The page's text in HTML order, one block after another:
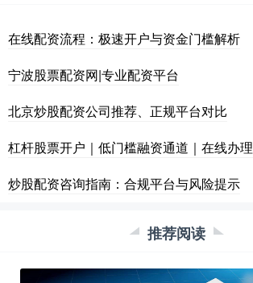
在线配资流程：极速开户与资金门槛解析
宁波股票配资网|专业配资平台
北京炒股配资公司推荐、正规平台对比
杠杆股票开户｜低门槛融资通道｜在线办理
炒股配资咨询指南：合规平台与风险提示
推荐阅读